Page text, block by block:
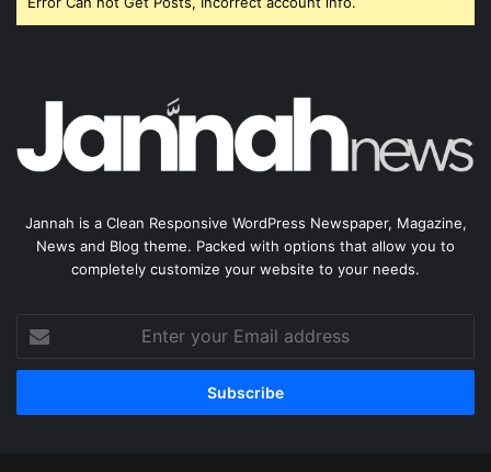
Jannah is a Clean Responsive WordPress Newspaper, Magazine,
News and Blog theme. Packed with options that allow you to
completely customize your website to your needs.
your
Email